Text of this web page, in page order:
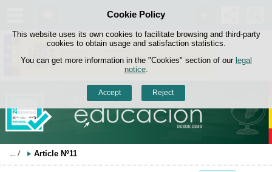
Cookie Policy
This website uses its own cookies to facilitate browsing and third-party
cookies to obtain usage and satisfaction statistics.
You can get more information in the "Cookies" section of our legal
notice.
Accept Reject
Skip to content
Article Nº11